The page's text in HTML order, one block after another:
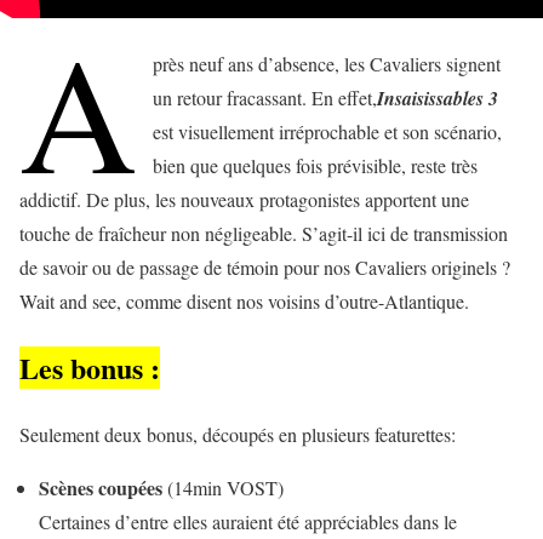
A
près neuf ans d’absence, les Cavaliers signent
un retour fracassant. En effet,Insaisissables 3
est visuellement irréprochable et son scénario,
bien que quelques fois prévisible, reste très
addictif. De plus, les nouveaux protagonistes apportent une
touche de fraîcheur non négligeable. S’agit-il ici de transmission
de savoir ou de passage de témoin pour nos Cavaliers originels ?
Wait and see, comme disent nos voisins d’outre-Atlantique.
Les bonus :
Seulement deux bonus, découpés en plusieurs featurettes:
Scènes coupées(14min VOST)
Certaines d’entre elles auraient été appréciables dans le